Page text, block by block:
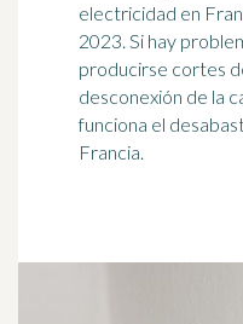
electricidad en
2023. Si hay
producirse cortes
desconexión de la
funciona el
Francia.